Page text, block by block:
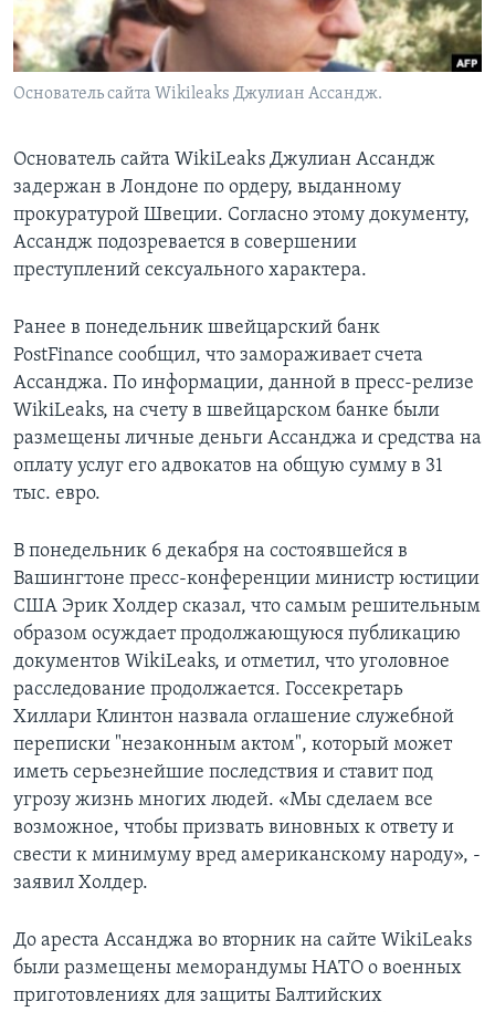
Learning English
СОЦИАЛЬНЫЕ СЕТИ
Языки
Основатель сайта Wikileaks Джулиан Ассандж.
Основатель сайта WikiLeaks Джулиан Ассандж
задержан в Лондоне по ордеру, выданному
прокуратурой Швеции. Согласно этому документу,
Ассандж подозревается в совершении
преступлений сексуального характера.
Ранее в понедельник швейцарский банк
PostFinance сообщил, что замораживает счета
Ассанджа. По информации, данной в пресс-релизе
WikiLeaks, на счету в швейцарском банке были
размещены личные деньги Ассанджа и средства на
оплату услуг его адвокатов на общую сумму в 31
тыс. евро.
В понедельник 6 декабря на состоявшейся в
Вашингтоне пресс-конференции министр юстиции
США Эрик Холдер сказал, что самым решительным
образом осуждает продолжающуюся публикацию
документов WikiLeaks, и отметил, что уголовное
расследование продолжается. Госсекретарь
Хиллари Клинтон назвала оглашение служебной
переписки "незаконным актом", который может
иметь серьезнейшие последствия и ставит под
угрозу жизнь многих людей. «Мы сделаем все
возможное, чтобы призвать виновных к ответу и
свести к минимуму вред американскому народу», -
заявил Холдер.
До ареста Ассанджа во вторник на сайте WikiLeaks
были размещены меморандумы НАТО о военных
приготовлениях для защиты Балтийских